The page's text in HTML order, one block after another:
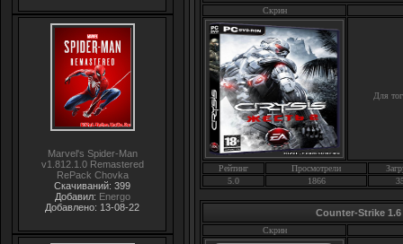
Marvel's Spider-Man
v1.812.1.0 Remastered
RePack Chovka
Скачиваний: 399
Добавил: Energo
Добавлено: 13-08-22
Скрин
Для
Рейтинг Просмотрели
5.0
1866
Counter-Strike
Скрин